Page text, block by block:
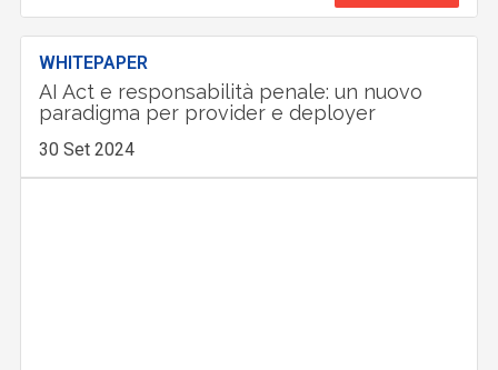
WHITEPAPER
AI Act e responsabilità penale: un nuovo
paradigma per provider e deployer
30 Set 2024